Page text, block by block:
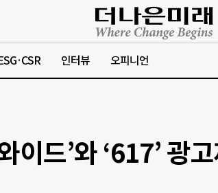
인터뷰 오피니언
이드’와 ‘617’ 광